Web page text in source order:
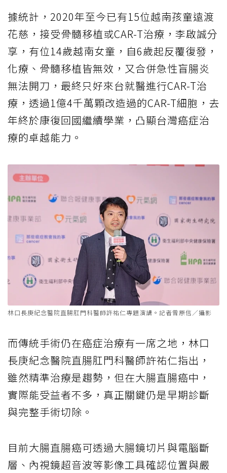
據統計，2020年至今已有15位越南孩童遠渡
花慈，接受骨髓移植或CAR-T治療，李啟誠分
享，有位14歲越南女童，自6歲起反覆復發，
化療、骨髓移植皆無效，又合併急性盲腸炎
無法開刀，最終只好來台就醫進行CAR-T治
療，透過1億4千萬顆改造過的CAR-T細胞，去
年終於康復回國繼續學業，凸顯台灣癌症治
療的卓越能力。
林口長庚紀念醫院直腸肛門科醫師許祐仁專題演講。記者曾原信／攝影
而傳統手術仍在癌症治療有一席之地，林口
長庚紀念醫院直腸肛門科醫師許祐仁指出，
雖然精準治療是趨勢，但在大腸直腸癌中，
實際能受益者不多，真正關鍵仍是早期診斷
與完整手術切除。
目前大腸直腸癌可透過大腸鏡切片與電腦斷
層、內視鏡超音波等影像工具確認位置與嚴